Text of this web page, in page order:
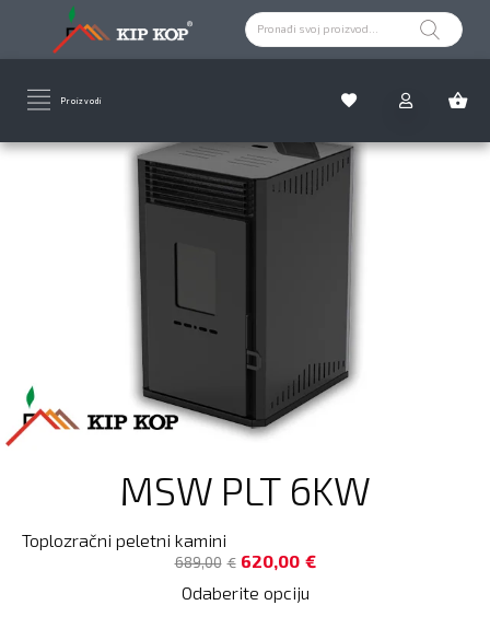
Proizvodi
MSW PLT 6KW
Toplozračni peletni kamini
€
689,00 €
620,00
Odaberite opciju